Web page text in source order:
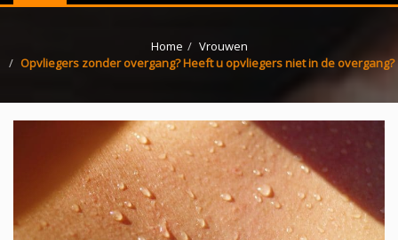
Home
Vrouwen
Opvliegers zonder overgang? Heeft u opvliegers niet in de overgang?